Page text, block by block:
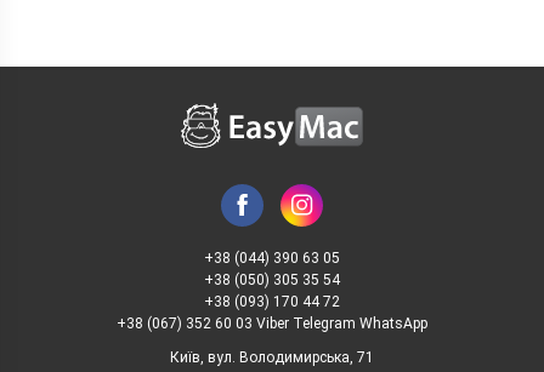
+38 (044) 390 63 05
+38 (050) 305 35 54
+38 (093) 170 44 72
+38 (067) 352 60 03 Viber Telegram WhatsApp
Київ, вул. Володимирська, 71